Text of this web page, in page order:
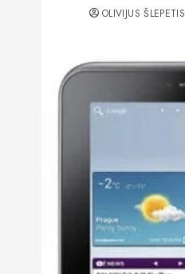
OLIVIJUS ŠLEPETIS